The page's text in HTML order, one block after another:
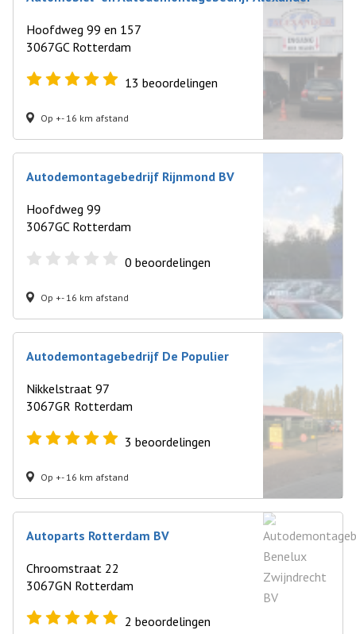
Hoofdweg 99 en 157
3067GC Rotterdam
13 beoordelingen
Op +- 16 km afstand
Autodemontagebedrijf Rijnmond BV
Hoofdweg 99
3067GC Rotterdam
0 beoordelingen
Op +- 16 km afstand
Autodemontagebedrijf De Populier
Nikkelstraat 97
3067GR Rotterdam
3 beoordelingen
Op +- 16 km afstand
Autoparts Rotterdam BV
Chroomstraat 22
3067GN Rotterdam
2 beoordelingen